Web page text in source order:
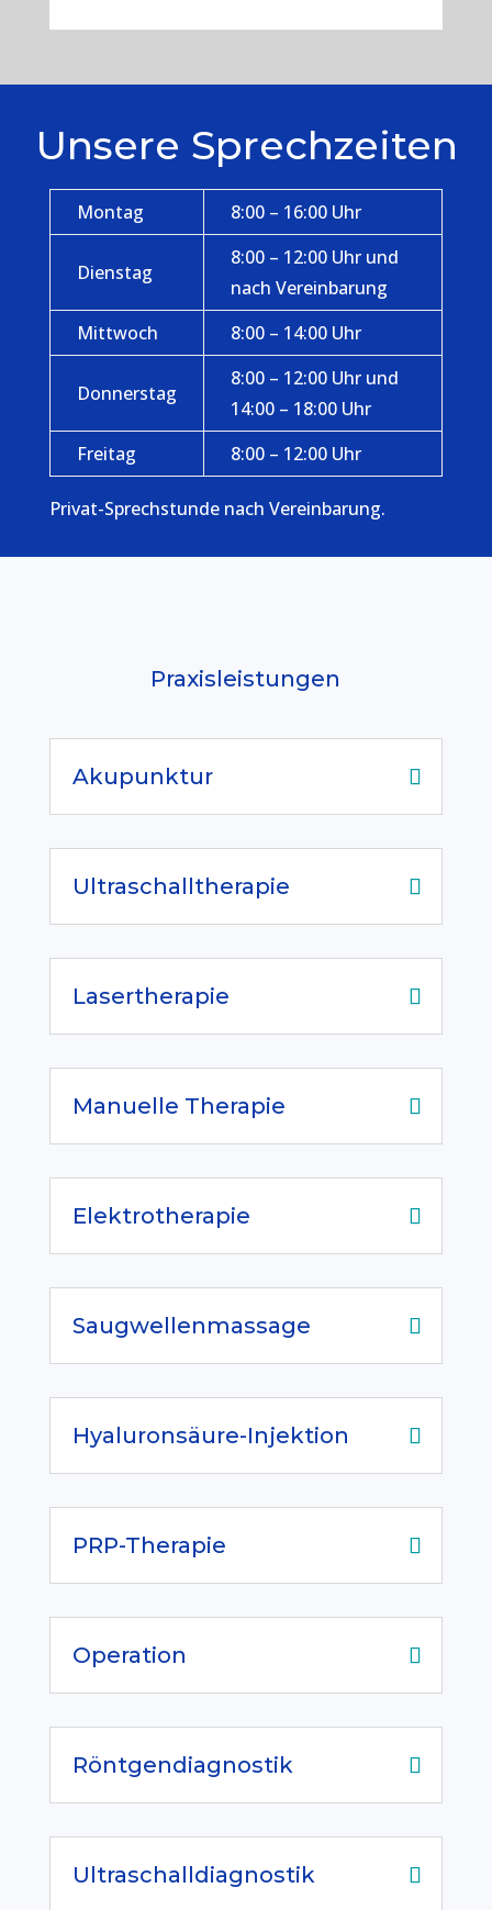
Unsere Sprechzeiten
Montag 8:00 – 16:00 Uhr
Dienstag
8:00 – 12:00 Uhr und
nach Vereinbarung
Mittwoch
8:00 – 14:00 Uhr
Donnerstag
8:00 – 12:00 Uhr und
14:00 – 18:00 Uhr
Freitag
8:00 – 12:00 Uhr
Privat-Sprechstunde nach Vereinbarung.
Praxisleistungen
Akupunktur
Ultraschalltherapie
Lasertherapie
Manuelle Therapie
Elektrotherapie
Saugwellenmassage
Hyaluronsäure-Injektion
PRP-Therapie
Operation
Röntgendiagnostik
Ultraschalldiagnostik